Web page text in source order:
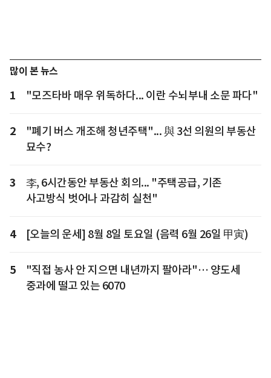
많이 본 뉴스
1 "모즈타바 매우 위독하다... 이란 수뇌부내 소문 파다"
2
"폐기 버스 개조해 청년주택"... 與 3선 의원의 부동산
묘수?
3
李, 6시간동안 부동산 회의... "주택공급, 기존
사고방식 벗어나 과감히 실천"
4 [오늘의 운세] 8월 8일 토요일 (음력 6월 26일 甲寅)
5
"직접 농사 안 지으면 내년까지 팔아라"… 양도세
중과에 떨고 있는 6070